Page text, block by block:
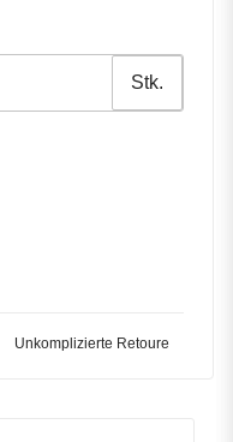
Stk.
Unkomplizierte Retoure